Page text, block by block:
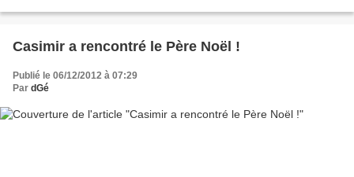
Casimir a rencontré le Père Noël !
Publié le 06/12/2012 à 07:29
Par dGé